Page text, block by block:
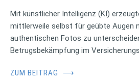
Mit künstlicher Intelligenz (KI)
mittlerweile selbst für geübte Augen
authentischen Fotos zu
Betrugsbekämpfung im
ZUM BEITRAG ⟶